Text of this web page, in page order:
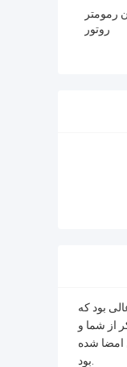
رمومتر
روتور
بود که
از شما و
شده
بود.